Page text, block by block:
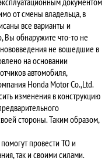
от смены владельца, в
все варианты и
Вы обнаружите что-то не
не вошедшие в
на основании
автомобиля,
Honda Motor Co.,Ltd.
изменения в конструкцию
стороны. Таким образом,
провести ТО и
так и своими силами.